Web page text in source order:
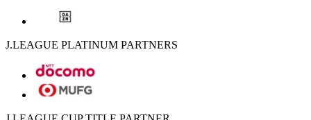
J.LEAGUE PLATINUM PARTNERS